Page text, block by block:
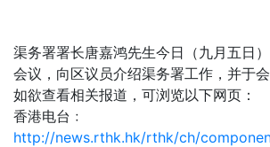
渠务署署长唐嘉鸿先生今日（九月五日
会议，向区议员介绍渠务署工作，并于会
如欲查看相关报道，可浏览以下网页：
香港电台﹕
http://news.rthk.hk/rthk/ch/